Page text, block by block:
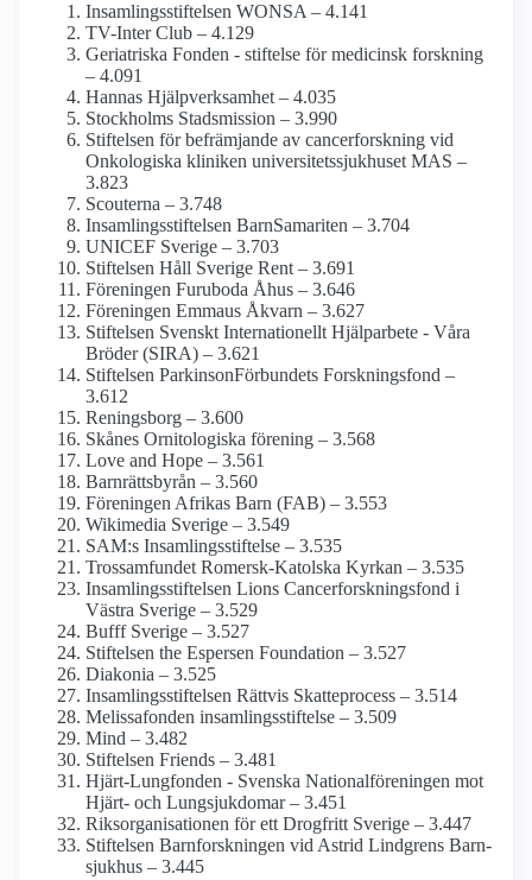
Insamlings­stiftelsen WONSA – 4.141
TV-Inter Club – 4.129
Geriatriska Fonden - stiftelse för medicinsk forskning
– 4.091
Hannas Hjälp­verksamhet – 4.035
Stockholms Stadsmission – 3.990
Stiftelsen för befrämjande av cancerforskning vid
Onkologiska kliniken universitets­sjukhuset MAS –
3.823
Scouterna – 3.748
Insamlings­stiftelsen BarnSamariten – 3.704
UNICEF Sverige – 3.703
Stiftelsen Håll Sverige Rent – 3.691
Föreningen Furuboda Åhus – 3.646
Föreningen Emmaus Åkvarn – 3.627
Stiftelsen Svenskt Internationellt Hjälparbete - Våra
Bröder (SIRA) – 3.621
Stiftelsen Parkinson­Förbundets Forskningsfond –
3.612
Reningsborg – 3.600
Skånes Ornitologiska förening – 3.568
Love and Hope – 3.561
Barnrättsbyrån – 3.560
Föreningen Afrikas Barn (FAB) – 3.553
Wikimedia Sverige – 3.549
SAM:s Insamlings­stiftelse – 3.535
Trossamfundet Romersk-Katolska Kyrkan – 3.535
Insamlings­stiftelsen Lions Cancerforsknings­fond i
Västra Sverige – 3.529
Bufff Sverige – 3.527
Stiftelsen the Espersen Foundation – 3.527
Diakonia – 3.525
Insamlings­stiftelsen Rättvis Skatteprocess – 3.514
Melissafonden insamlings­stiftelse – 3.509
Mind – 3.482
Stiftelsen Friends – 3.481
Hjärt-Lungfonden - Svenska National­föreningen mot
Hjärt- och Lung­sjukdomar – 3.451
Riks­organisationen för ett Drogfritt Sverige – 3.447
Stiftelsen Barn­forskningen vid Astrid Lindgrens Barn­
sjukhus – 3.445